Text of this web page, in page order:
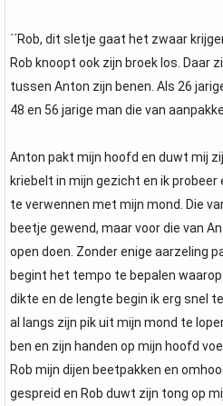
´´Rob, dit sletje gaat het zwaar
Rob knoopt ook zijn broek los. Daar
tussen Anton zijn benen. Als 26
48 en 56 jarige man die van
Anton pakt mijn hoofd en duwt mij
kriebelt in mijn gezicht en ik
te verwennen met mijn mond. Die
beetje gewend, maar voor die van
open doen. Zonder enige aarzeling
begint het tempo te bepalen
dikte en de lengte begin ik erg snel
al langs zijn pik uit mijn mond te
ben en zijn handen op mijn hoofd
Rob mijn dijen beetpakken en
gespreid en Rob duwt zijn tong op